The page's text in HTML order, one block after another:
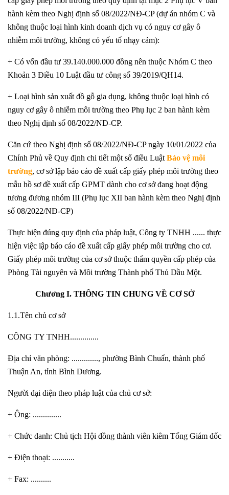
hành kèm theo Nghị định số 08/2022/NĐ-CP (dự án nhóm C và
không thuộc loại hình kinh doanh dịch vụ có nguy cơ gây ô
nhiễm môi trường, không có yếu tố nhạy cảm):
+ Có vốn đầu tư 39.140.000.000 đồng nên thuộc Nhóm C theo
Khoản 3 Điều 10 Luật đầu tư công số 39/2019/QH14.
+ Loại hình sản xuất đồ gỗ gia dụng, không thuộc loại hình có
nguy cơ gây ô nhiễm môi trường theo Phụ lục 2 ban hành kèm
theo Nghị định số 08/2022/NĐ-CP.
Căn cứ theo Nghị định số 08/2022/NĐ-CP ngày 10/01/2022 của
Chính Phủ về Quy định chi tiết một số điều Luật Bảo vệ môi
trường, cơ sở lập báo cáo đề xuất cấp giấy phép môi trường theo
mẫu hồ sơ đề xuất cấp GPMT dành cho cơ sở đang hoạt động
tương đương nhóm III (Phụ lục XII ban hành kèm theo Nghị định
số 08/2022/NĐ-CP)
Thực hiện đúng quy định của pháp luật, Công ty TNHH ...... thực
hiện việc lập báo cáo đề xuất cấp giấy phép môi trường cho cơ.
Giấy phép môi trường của cơ sở thuộc thẩm quyền cấp phép của
Phòng Tài nguyên và Môi trường Thành phố Thủ Dầu Một.
Chương I. THÔNG TIN CHUNG VỀ CƠ SỞ
1.1.Tên chủ cơ sở
CÔNG TY TNHH..............
Địa chỉ văn phòng: ............., phường Bình Chuẩn, thành phố
Thuận An, tỉnh Bình Dương.
Người đại diện theo pháp luật của chủ cơ sở:
+ Ông: ..............
+ Chức danh: Chủ tịch Hội đồng thành viên kiêm Tổng Giám đốc
+ Điện thoại: ...........
+ Fax: ..........